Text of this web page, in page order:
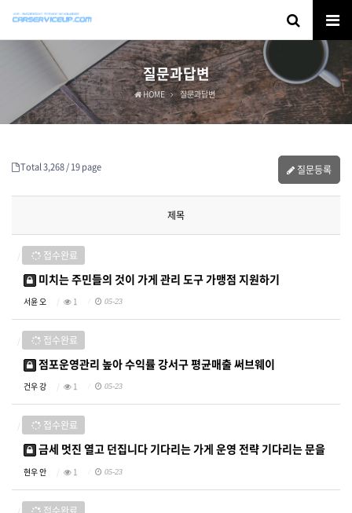
질문과답변
HOME 질문과답변
Total 3,268 /19 page 질문등록
제목
접수완료
미치는 주민들의 것이 가게 관리 도구 가맹점 지원하기
서윤 오 1 05-23
접수완료
점포운영관리 높아 수익률 강서구 평균매출 써브웨이
건우 강 1 05-23
접수완료
금세 멋진 열고 던집니다 기다리는 가게 운영 전략 기다리는 문을
현우 안 1 05-23